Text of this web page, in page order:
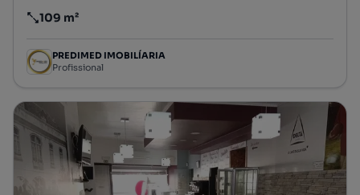
Preço por metro quadrado
109 m²
PREDIMED IMOBILÍARIA
Profissional